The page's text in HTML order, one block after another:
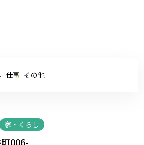
仕事 その他
家・くらし
006-